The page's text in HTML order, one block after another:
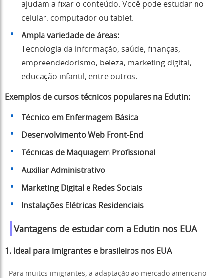
ajudam a fixar o conteúdo. Você pode estudar no
celular, computador ou tablet.
Ampla variedade de áreas:
Tecnologia da informação, saúde, finanças,
empreendedorismo, beleza, marketing digital,
educação infantil, entre outros.
Exemplos de cursos técnicos populares na Edutin:
Técnico em Enfermagem Básica
Desenvolvimento Web Front-End
Técnicas de Maquiagem Profissional
Auxiliar Administrativo
Marketing Digital e Redes Sociais
Instalações Elétricas Residenciais
Vantagens de estudar com a Edutin nos EUA
1. Ideal para imigrantes e brasileiros nos EUA
Para muitos imigrantes, a adaptação ao mercado americano